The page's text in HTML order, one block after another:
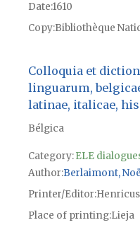
Date1610
CopyBibliothèque
Colloquia et
linguarum,
latinae, italicae,
Bélgica
Category:ELE
Author Berlaimont,
Printer/Editor
Place of printingLieja